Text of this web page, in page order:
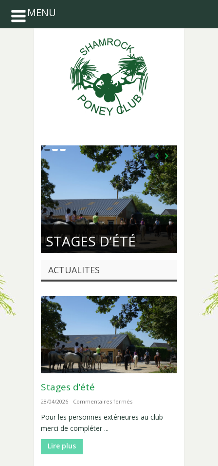
STAGES D’ÉTÉ
INSCRIPTIONS
2026-2027 :
EQUITATION, BABY
PONEY, VOLTIGE
L’ENSEIGNEMENT
À SHAMROCK
ACTUALITES
Stages d’été
28/04/2026 Commentaires ferméssur
d’été
Pour les personnes extérieures au club
merci de compléter ...
Lire plus
MENU